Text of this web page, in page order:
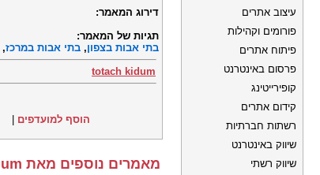
דירוג המאמר:
תגיות של המאמר:
בתי אבות בצפון, בתי אבות במרכז,
totach kidum
הוסף למועדפים |
מאמרים נוספים מאת totach kidum
עיצוב אתרים
פורומים וקהילות
פיתוח אתרים
פרסום באינטרנט
קופירייטינג
קידום אתרים
רשתות חברתיות
שיווק באינטרנט
שיווק רשתי